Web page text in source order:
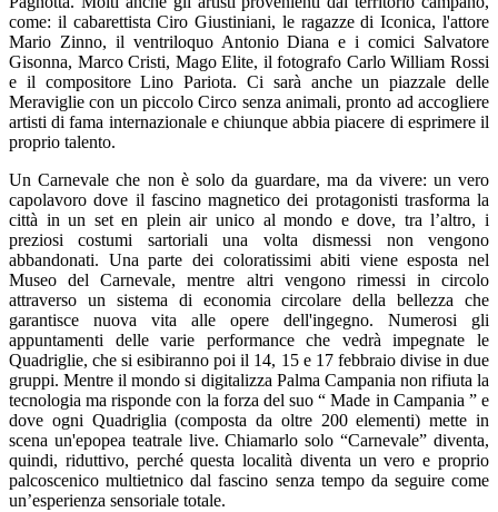
come: il cabarettista Ciro Giustiniani, le ragazze di Iconica, l'attore
Mario Zinno, il ventriloquo Antonio Diana e i comici Salvatore
Gisonna, Marco Cristi, Mago Elite, il fotografo Carlo William Rossi
e il compositore Lino Pariota. Ci sarà anche un piazzale delle
Meraviglie con un piccolo Circo senza animali, pronto ad accogliere
artisti di fama internazionale e chiunque abbia piacere di esprimere il
proprio talento.
Un Carnevale che non è solo da guardare, ma da vivere: un vero
capolavoro dove il fascino magnetico dei protagonisti trasforma la
città in un set en plein air unico al mondo e dove, tra l’altro, i
preziosi costumi sartoriali una volta dismessi non vengono
abbandonati. Una parte dei coloratissimi abiti viene esposta nel
Museo del Carnevale, mentre altri vengono rimessi in circolo
attraverso un sistema di economia circolare della bellezza che
garantisce nuova vita alle opere dell'ingegno. Numerosi gli
appuntamenti delle varie performance che vedrà impegnate le
Quadriglie, che si esibiranno poi il 14, 15 e 17 febbraio divise in due
gruppi. Mentre il mondo si digitalizza Palma Campania non rifiuta la
tecnologia ma risponde con la forza del suo “ Made in Campania ” e
dove ogni Quadriglia (composta da oltre 200 elementi) mette in
scena un'epopea teatrale live. Chiamarlo solo “Carnevale” diventa,
quindi, riduttivo, perché questa località diventa un vero e proprio
palcoscenico multietnico dal fascino senza tempo da seguire come
un’esperienza sensoriale totale.